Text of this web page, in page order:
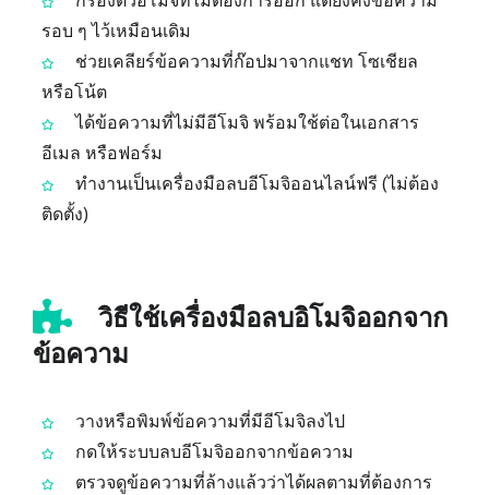
รอบ ๆ ไว้เหมือนเดิม
ช่วยเคลียร์ข้อความที่ก๊อปมาจากแชท โซเชียล
หรือโน้ต
ได้ข้อความที่ไม่มีอีโมจิ พร้อมใช้ต่อในเอกสาร
อีเมล หรือฟอร์ม
ทำงานเป็นเครื่องมือลบอีโมจิออนไลน์ฟรี (ไม่ต้อง
ติดตั้ง)
วิธีใช้เครื่องมือลบอิโมจิออกจาก
ข้อความ
วางหรือพิมพ์ข้อความที่มีอีโมจิลงไป
กดให้ระบบลบอีโมจิออกจากข้อความ
ตรวจดูข้อความที่ล้างแล้วว่าได้ผลตามที่ต้องการ